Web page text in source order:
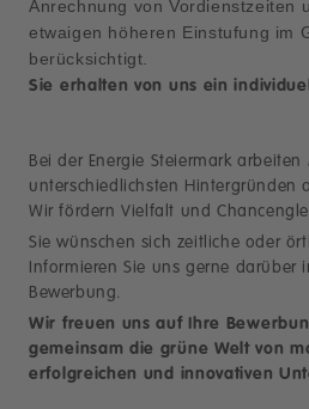
Anrechnung von Vordienstzeiten
etwaigen höheren Einstufung im
berücksichtigt.
Sie erhalten von uns ein
Bei der Energie Steiermark
unterschiedlichsten Hintergründen
Wir fördern Vielfalt und
Sie wünschen sich zeitliche oder
Informieren Sie uns gerne darüber
Bewerbung.
Wir freuen uns auf Ihre
gemeinsam die grüne Welt von
erfolgreichen und innovativen